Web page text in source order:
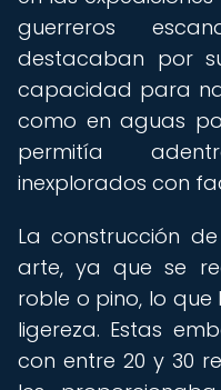
guerreros
destacaban por
capacidad para
como en aguas
permitía
inexplorados con
La construcción
arte, ya que se
roble o pino, lo
ligereza. Estas
con entre 20 y 30